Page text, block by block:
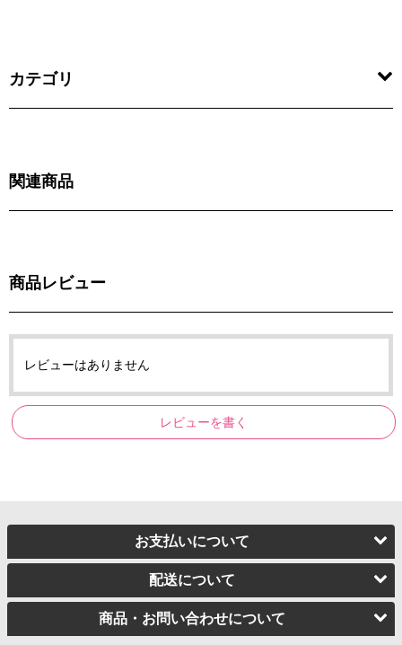
カテゴリ
関連商品
商品レビュー
レビューはありません
レビューを書く
お支払いについて
配送について
商品・お問い合わせについて